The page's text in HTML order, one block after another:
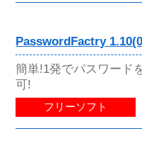
PasswordFactry
簡単!1発でパスワード
可!
フリーソフト